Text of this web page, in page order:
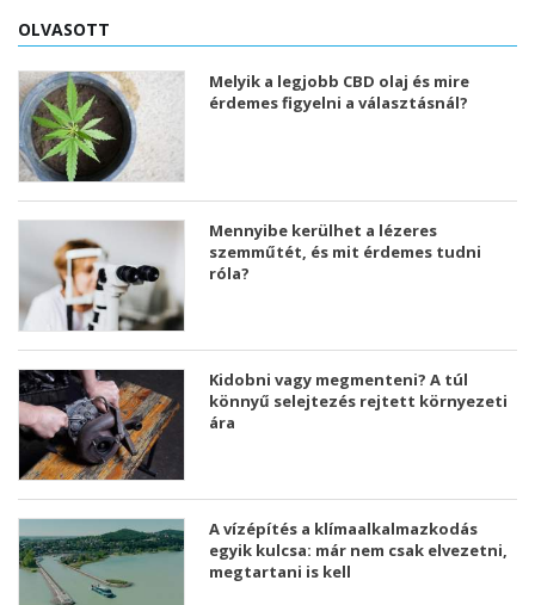
OLVASOTT
Melyik a legjobb CBD olaj és mire
érdemes figyelni a választásnál?
Mennyibe kerülhet a lézeres
szemműtét, és mit érdemes tudni
róla?
Kidobni vagy megmenteni? A túl
könnyű selejtezés rejtett környezeti
ára
A vízépítés a klímaalkalmazkodás
egyik kulcsa: már nem csak elvezetni,
megtartani is kell